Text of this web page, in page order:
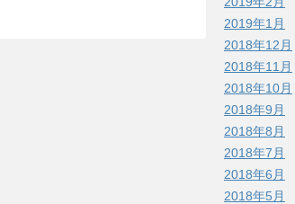
2019年1月
2018年12月
2018年11月
2018年10月
2018年9月
2018年8月
2018年7月
2018年6月
2018年5月